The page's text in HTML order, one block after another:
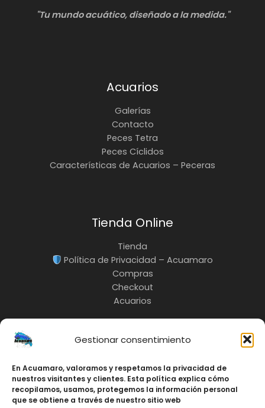
Gestionar consentimiento
En Acuamaro, valoramos y respetamos la privacidad de
nuestros visitantes y clientes. Esta política explica cómo
recopilamos, usamos, protegemos la información personal
que se obtiene a través de nuestro sitio web
"Tu mundo acuático, diseñado a la medida."
Acuarios
Galerías
Contacto
Peces Tetra
Peces Cíclidos
Características de Acuarios – Peceras
Tienda Online
Tienda
Política de Privacidad – Acuamaro
Compras
Checkout
Acuarios
INFO:
3217685535
Cali-Colombia